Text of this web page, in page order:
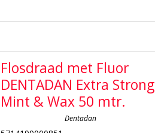
Flosdraad met Fluor
DENTADAN Extra Strong
Mint & Wax 50 mtr.
Dentadan